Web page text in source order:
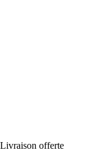
Livraison offerte